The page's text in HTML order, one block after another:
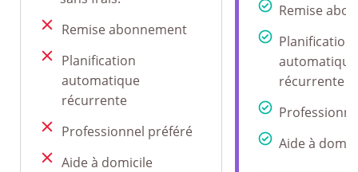
Remise
Planification
automatique
récurrente
Aide à
Remise abonnement
Planification
automatique
récurrente
Professionnel préféré
Aide à domicile